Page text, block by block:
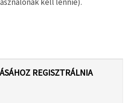
REGISZTRÁLNIA